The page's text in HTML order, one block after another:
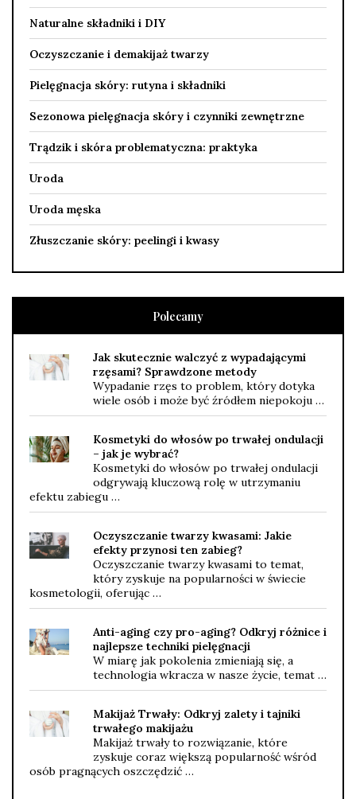
Naturalne składniki i DIY
Oczyszczanie i demakijaż twarzy
Pielęgnacja skóry: rutyna i składniki
Sezonowa pielęgnacja skóry i czynniki zewnętrzne
Trądzik i skóra problematyczna: praktyka
Uroda
Uroda męska
Złuszczanie skóry: peelingi i kwasy
Polecamy
Jak skutecznie walczyć z wypadającymi
rzęsami? Sprawdzone metody
Wypadanie rzęs to problem, który dotyka
wiele osób i może być źródłem niepokoju …
Kosmetyki do włosów po trwałej ondulacji
– jak je wybrać?
Kosmetyki do włosów po trwałej ondulacji
odgrywają kluczową rolę w utrzymaniu
efektu zabiegu …
Oczyszczanie twarzy kwasami: Jakie
efekty przynosi ten zabieg?
Oczyszczanie twarzy kwasami to temat,
który zyskuje na popularności w świecie
kosmetologii, oferując …
Anti-aging czy pro-aging? Odkryj różnice i
najlepsze techniki pielęgnacji
W miarę jak pokolenia zmieniają się, a
technologia wkracza w nasze życie, temat …
Makijaż Trwały: Odkryj zalety i tajniki
trwałego makijażu
Makijaż trwały to rozwiązanie, które
zyskuje coraz większą popularność wśród
osób pragnących oszczędzić …